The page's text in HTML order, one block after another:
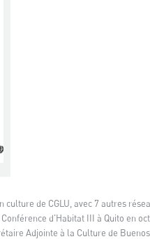
culture de CGLU, avec 7 autres
d'Habitat III à Quito en
Adjointe à la Culture de